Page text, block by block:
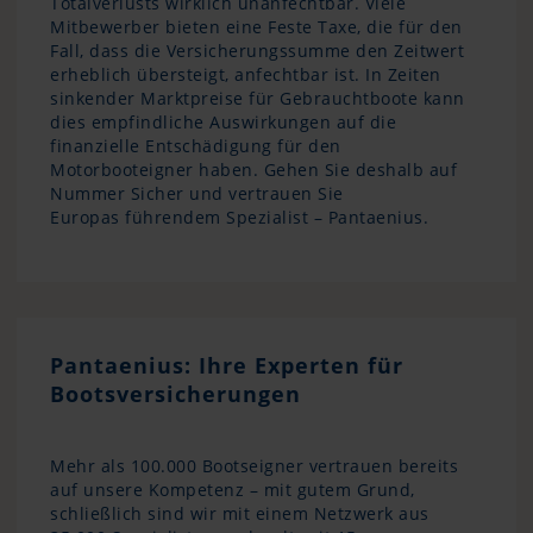
Mitbewerber bieten eine Feste Taxe, die für den
Fall, dass die Versicherungssumme den Zeitwert
erheblich übersteigt, anfechtbar ist. In Zeiten
sinkender Marktpreise für Gebrauchtboote kann
dies empfindliche Auswirkungen auf die
finanzielle Entschädigung für den
Motorbooteigner haben. Gehen Sie deshalb auf
Nummer Sicher und vertrauen Sie
Europas führendem Spezialist – Pantaenius.
Pantaenius: Ihre Experten für
Bootsversicherungen
Mehr als 100.000 Bootseigner vertrauen bereits
auf unsere Kompetenz – mit gutem Grund,
schließlich sind wir mit einem Netzwerk aus